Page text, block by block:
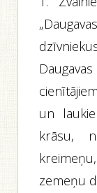
un
krāsu,
zemeņu